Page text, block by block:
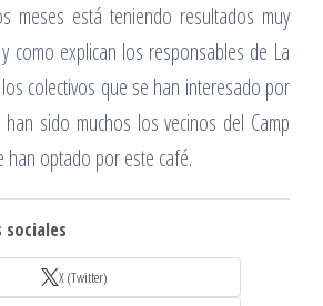
meses está teniendo resultados muy
como explican los responsables de La
colectivos que se han interesado por
sido muchos los vecinos del Camp
optado por este café.
sociales
X (Twitter)